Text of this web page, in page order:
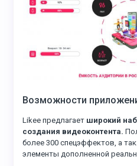
Возможности
Likee предлагает широкий
создания видеоконтента.
более 300 спецэффектов, а
элементы дополненной